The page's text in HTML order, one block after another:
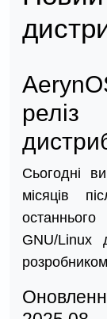
Сьогодні
місяців
GNU/Linux